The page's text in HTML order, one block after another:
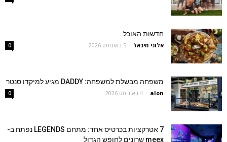
חדשות האוכל
אלוני מיכאל - 5 באוגוסט 2026 0
משפחה מבשלת למשפחה: DADDY מגיע למיקדו סנטר
alon
- 4 באוגוסט 2026 0
7 אטרקציות בכרטיס אחד: מתחם LEGENDS נפתח ב-
meex שרונים לחופש הגדול